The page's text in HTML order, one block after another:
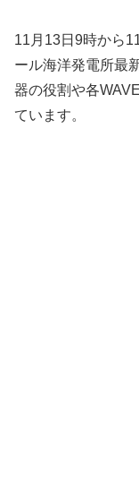
11月13日9時から
ール海洋発電所最
器の役割や各
ています。